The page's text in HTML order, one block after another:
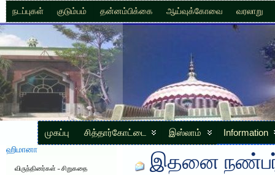
நடப்புகள் குடும்பம் தன்னம்பிக்கை ஆய்வுக்கோவை வரலாறு
முகப்பு சித்தார்கோட்டை இஸ்லாம் Information
ஹிமானா
விருந்தினர்கள் – சிறுகதை
இதனை